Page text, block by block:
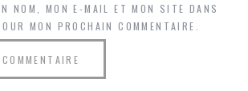
NOM, MON E-MAIL ET MON SITE DANS
MON PROCHAIN COMMENTAIRE.